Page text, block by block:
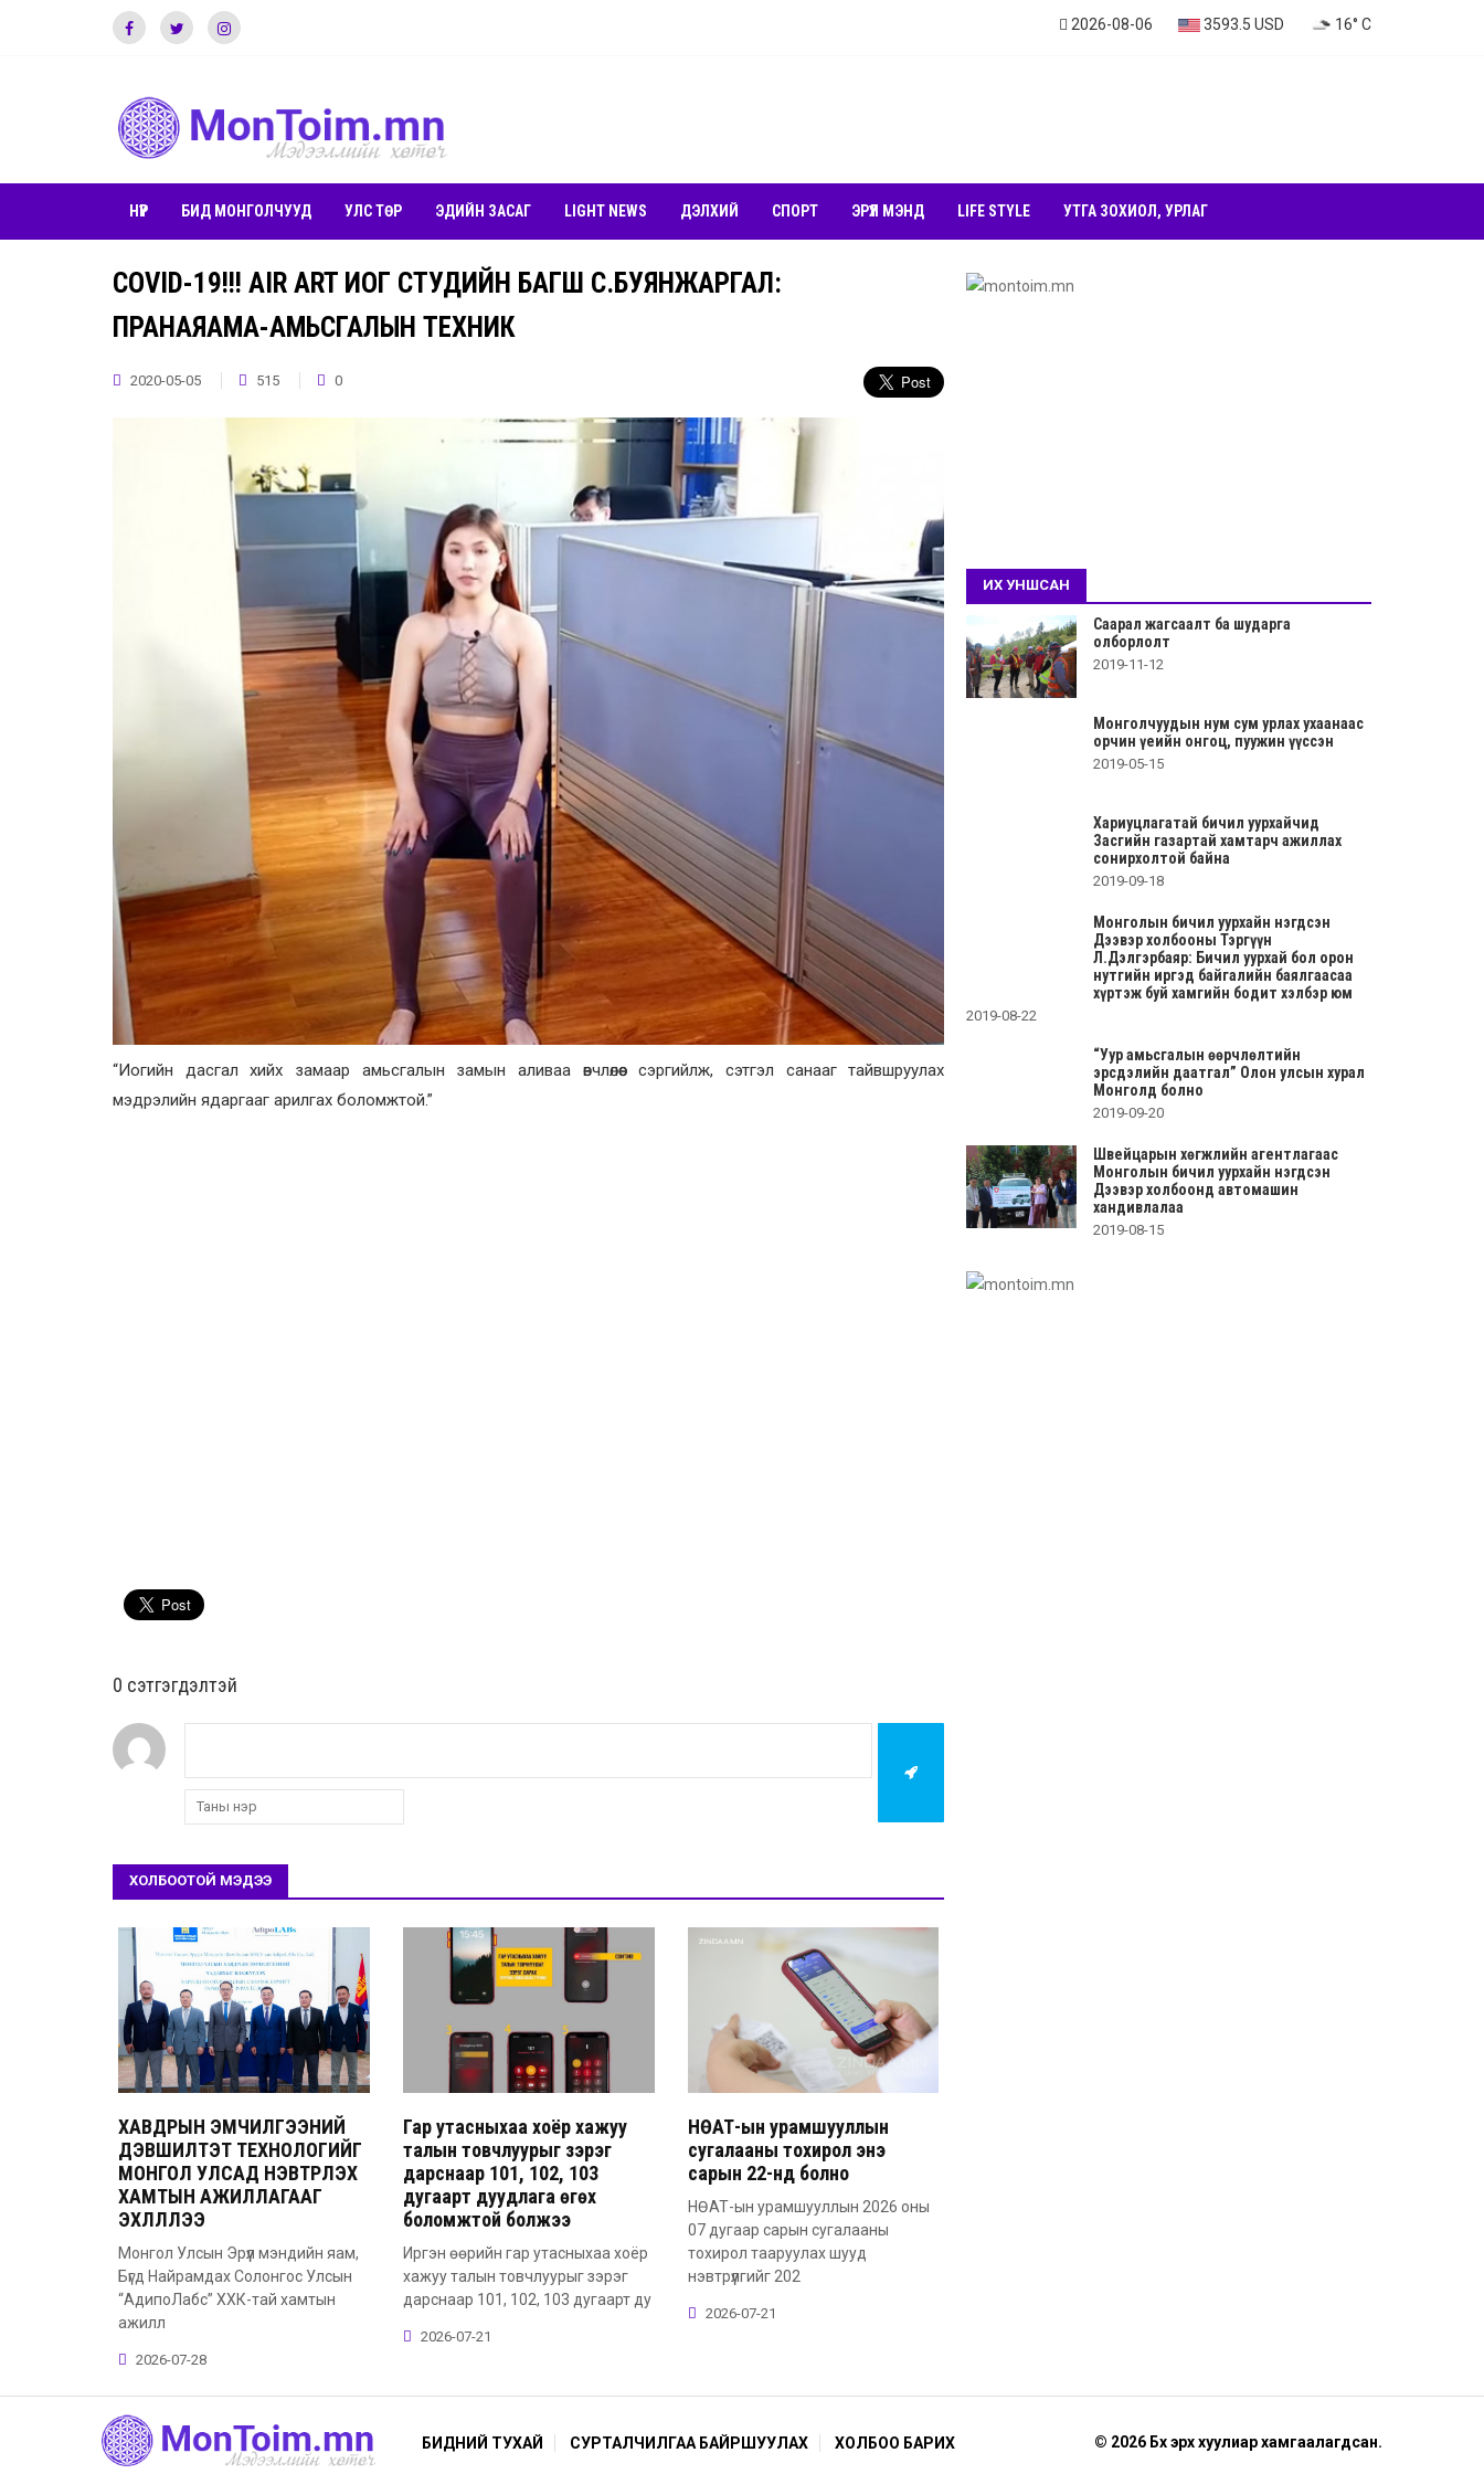
2026-08-06 3593.5 USD 16° C
НҮҮР БИД МОНГОЛЧУУД УЛС ТӨР ЭДИЙН ЗАСАГ LIGHT NEWS ДЭЛХИЙ СПОРТ ЭРҮҮЛ МЭНД LIFE STYLE УТГА ЗОХИОЛ, УРЛАГ
COVID-19!!! AIR ART ИОГ СТУДИЙН БАГШ С.БУЯНЖАРГАЛ:
ПРАНАЯАМА-АМЬСГАЛЫН ТЕХНИК
2020-05-05 515 0
“Иогийн дасгал хийх замаар амьсгалын замын аливаа өвчлөлөөс сэргийлж, сэтгэл санааг тайвшруулах
мэдрэлийн ядаргааг арилгах боломжтой.”
0 cэтгэгдэлтэй
ХОЛБООТОЙ МЭДЭЭ
ХАВДРЫН ЭМЧИЛГЭЭНИЙ
ДЭВШИЛТЭТ ТЕХНОЛОГИЙГ
МОНГОЛ УЛСАД НЭВТРҮҮЛЭХ
ХАМТЫН АЖИЛЛАГААГ
ЭХЛҮҮЛЛЭЭ
Монгол Улсын Эрүүл мэндийн яам,
Бүгд Найрамдах Солонгос Улсын
“АдипоЛабс” ХХК-тай хамтын
ажилл
2026-07-28
Гар утасныхаа хоёр хажуу
талын товчлуурыг зэрэг
дарснаар 101, 102, 103
дугаарт дуудлага өгөх
боломжтой болжээ
Иргэн өөрийн гар утасныхаа хоёр
хажуу талын товчлуурыг зэрэг
дарснаар 101, 102, 103 дугаарт ду
2026-07-21
НӨАТ-ын урамшууллын
сугалааны тохирол энэ
сарын 22-нд болно
НӨАТ-ын урамшууллын 2026 оны
07 дугаар сарын сугалааны
тохирол тааруулах шууд
нэвтрүүлгийг 202
2026-07-21
ИХ УНШСАН
Саарал жагсаалт ба шударга
олборлолт
2019-11-12
Монголчуудын нум сум урлах ухаанаас
орчин үеийн онгоц, пуужин үүссэн
2019-05-15
Хариуцлагатай бичил уурхайчид
Засгийн газартай хамтарч ажиллах
сонирхолтой байна
2019-09-18
Монголын бичил уурхайн нэгдсэн
Дээвэр холбооны Тэргүүн
Л.Дэлгэрбаяр: Бичил уурхай бол орон
нутгийн иргэд байгалийн баялгаасаа
хүртэж буй хамгийн бодит хэлбэр юм
2019-08-22
“Уур амьсгалын өөрчлөлтийн
эрсдэлийн даатгал” Олон улсын хурал
Монголд болно
2019-09-20
Швейцарын хөгжлийн агентлагаас
Монголын бичил уурхайн нэгдсэн
Дээвэр холбоонд автомашин
хандивлалаа
2019-08-15
БИДНИЙ ТУХАЙ СУРТАЛЧИЛГАА БАЙРШУУЛАХ ХОЛБОО БАРИХ © 2026 Бүх эрх хуулиар хамгаалагдсан.